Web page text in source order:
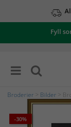
Fyll
Broderier Bilder >
-30%